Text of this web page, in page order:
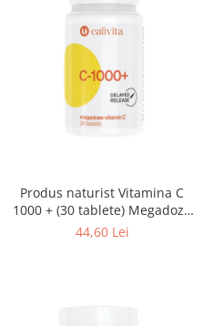
Produs naturist Vitamina C
1000 + (30 tablete) Megadoză
de vitamina C
44,60 Lei